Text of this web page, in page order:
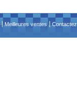
Meilleures ventes